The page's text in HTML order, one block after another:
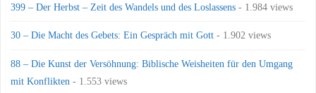
399 – Der Herbst – Zeit des Wandels und des Loslassens - 1.984 views
30 – Die Macht des Gebets: Ein Gespräch mit Gott - 1.902 views
88 – Die Kunst der Versöhnung: Biblische Weisheiten für den Umgang
mit Konflikten - 1.553 views